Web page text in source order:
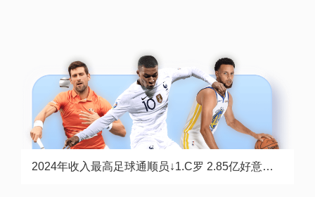
2024年收入最高足球通顺员↓1.C罗 2.85亿好意思元场内收入：2.2亿 场外收入：6500万2.梅西 1.35亿好意思元场内收入：6000万 场外收入：7500万3.内马尔 1.1亿好意思元场内收入：8000万 场外收入：3000万4.本泽马 1.04亿好意思元场内收入：1亿 场外收入：400万5.姆巴佩 9000万好意思元场内收入：7000万 场外收入：2000万6.哈兰德 6000万好意